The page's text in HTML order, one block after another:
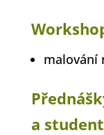
malování
a